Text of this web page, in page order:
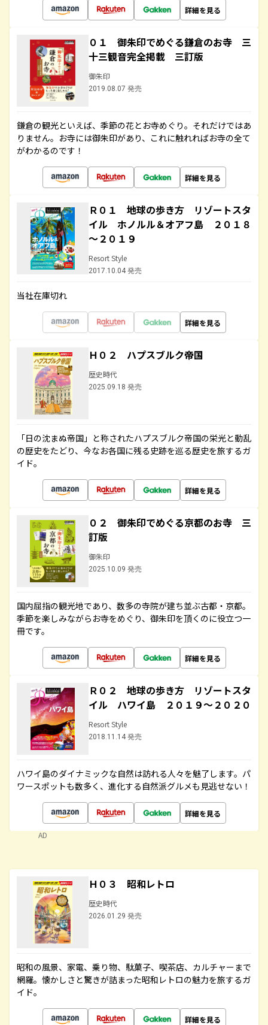
詳細を見る
０１ 御朱印でめぐる鎌倉のお寺 三
十三観音完全掲載 三訂版
御朱印
2019.08.07 発売
鎌倉の観光といえば、季節の花とお寺めぐり。それだけではあ
りません。お寺には御朱印があり、これに触れればお寺の全て
がわかるのです！
詳細を見る
Ｒ０１ 地球の歩き方 リゾートスタ
イル ホノルル＆オアフ島 ２０１８
～２０１９
Resort Style
2017.10.04 発売
当社在庫切れ
詳細を見る
Ｈ０２ ハプスブルク帝国
歴史時代
2025.09.18 発売
「日の沈まぬ帝国」と称されたハプスブルク帝国の栄光と動乱
の歴史をたどり、今なお各国に残る史跡を巡る歴史を旅するガ
イド。
詳細を見る
０２ 御朱印でめぐる京都のお寺 三
訂版
御朱印
2025.10.09 発売
国内屈指の観光地であり、数多の寺院が建ち並ぶ古都・京都。
季節を楽しみながらお寺をめぐり、御朱印を頂くのに役立つ一
冊です。
詳細を見る
Ｒ０２ 地球の歩き方 リゾートスタ
イル ハワイ島 ２０１９～２０２０
Resort Style
2018.11.14 発売
ハワイ島のダイナミックな自然は訪れる人々を魅了します。パ
ワースポットも数多く、進化する自然派グルメも見逃せない！
詳細を見る
AD
Ｈ０３ 昭和レトロ
歴史時代
2026.01.29 発売
昭和の風景、家電、乗り物、駄菓子、喫茶店、カルチャーまで
網羅。懐かしさと驚きが詰まった昭和レトロの魅力を旅するガ
イド。
詳細を見る